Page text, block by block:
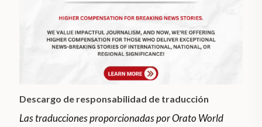
Descargo de responsabilidad de traducción
Las traducciones proporcionadas por Orato World